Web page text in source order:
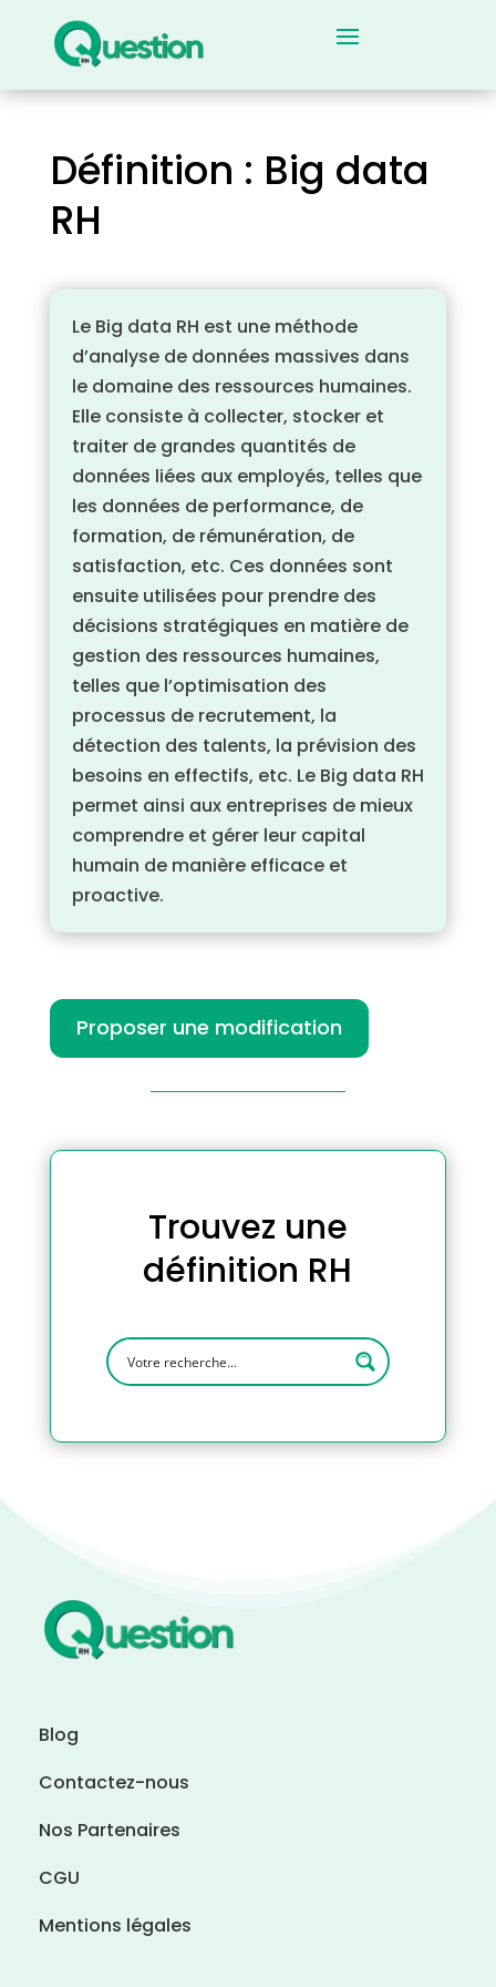
Définition : Big data
RH
Le Big data RH est une méthode
d’analyse de données massives dans
le domaine des ressources humaines.
Elle consiste à collecter, stocker et
traiter de grandes quantités de
données liées aux employés, telles que
les données de performance, de
formation, de rémunération, de
satisfaction, etc. Ces données sont
ensuite utilisées pour prendre des
décisions stratégiques en matière de
gestion des ressources humaines,
telles que l’optimisation des
processus de recrutement, la
détection des talents, la prévision des
besoins en effectifs, etc. Le Big data RH
permet ainsi aux entreprises de mieux
comprendre et gérer leur capital
humain de manière efficace et
proactive.
Proposer une modification
Trouvez une
définition RH
Blog
Contactez-nous
Nos Partenaires
CGU
Mentions légales